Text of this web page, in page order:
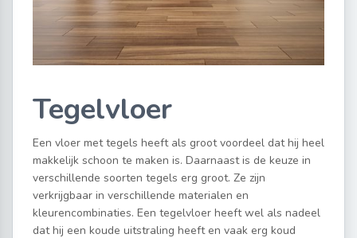
Tegelvloer
Een vloer met tegels heeft als groot voordeel dat hij heel
makkelijk schoon te maken is. Daarnaast is de keuze in
verschillende soorten tegels erg groot. Ze zijn
verkrijgbaar in verschillende materialen en
kleurencombinaties. Een tegelvloer heeft wel als nadeel
dat hij een koude uitstraling heeft en vaak erg koud